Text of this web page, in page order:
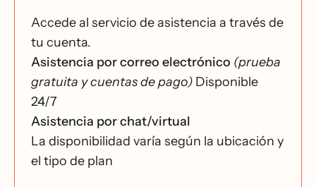
Accede al servicio de asistencia a través de
tu cuenta.
Asistencia por correo electrónico (prueba
gratuita y cuentas de pago) Disponible
24/7
Asistencia por chat/virtual
La disponibilidad varía según la ubicación y
el tipo de plan